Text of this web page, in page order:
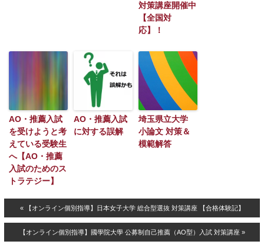
対策講座開催中
【全国対
応】！
AO・推薦入試
を受けようと考
えている受験生
へ【AO・推薦
入試のためのス
トラテジー】
AO・推薦入試
に対する誤解
埼玉県立大学
小論文 対策＆
模範解答
« 【オンライン個別指導】日本女子大学 総合型選抜 対策講座 【合格体験記】
【オンライン個別指導】國學院大學 公募制自己推薦（AO型）入試 対策講座 »